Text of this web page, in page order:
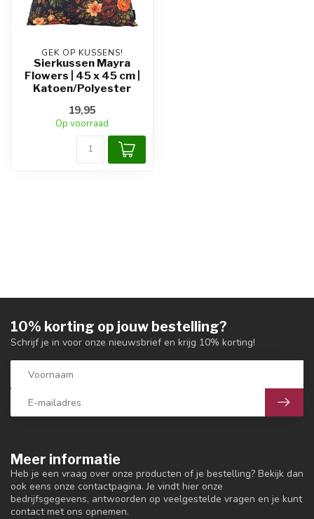
GEK OP KUSSENS!
Sierkussen Mayra
Flowers | 45 x 45 cm |
Katoen/Polyester
19,95
Op voorraad
Meer informatie
Heb je een vraag over onze producten of je bestelling? Bekijk dan
ook eens onze contactpagina. Je vindt hier onze
bedrijfsgegevens, antwoorden op veelgestelde vragen en je kunt
contact met ons opnemen.
10% korting op jouw bestelling?
Schrijf je in voor onze nieuwsbrief en krijg 10% korting!